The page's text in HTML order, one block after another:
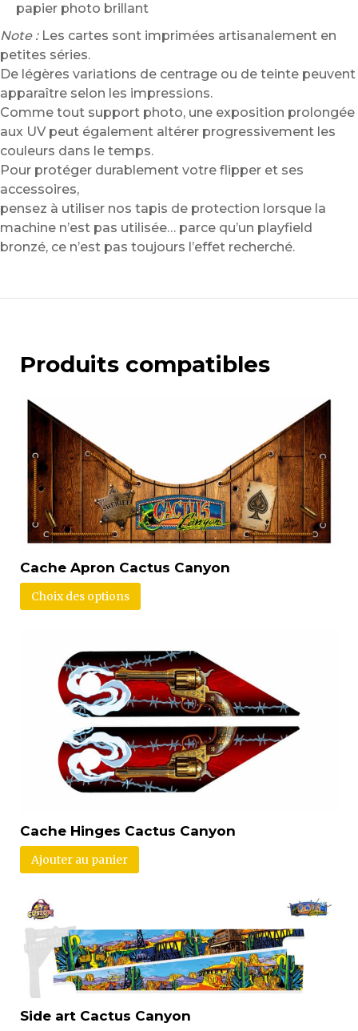
papier photo brillant
Note :Les cartes sont imprimées artisanalement en
petites séries.
De légères variations de centrage ou de teinte peuvent
apparaître selon les impressions.
Comme tout support photo, une exposition prolongée
aux UV peut également altérer progressivement les
couleurs dans le temps.
Pour protéger durablement votre flipper et ses
accessoires,
pensez à utiliser nos tapis de protection lorsque la
machine n’est pas utilisée… parce qu’un playfield
bronzé, ce n’est pas toujours l’effet recherché.
Produits compatibles
Cache Apron Cactus Canyon
Choix des options
Cache Hinges Cactus Canyon
Ajouter au panier
Side art Cactus Canyon